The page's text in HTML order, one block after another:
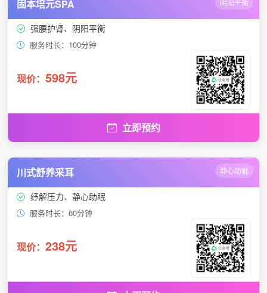
固本培元SPA 阴阳平衡
强腰护肾、阴阳平衡
服务时长：100分钟
现价： 598元
立即预约
川式舒养采耳 静心助眠
纾解压力、静心助眠
服务时长：60分钟
现价： 238元